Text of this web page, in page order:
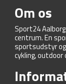
Om os
Sport24
centrum. En
sportsudstyr
cykling,